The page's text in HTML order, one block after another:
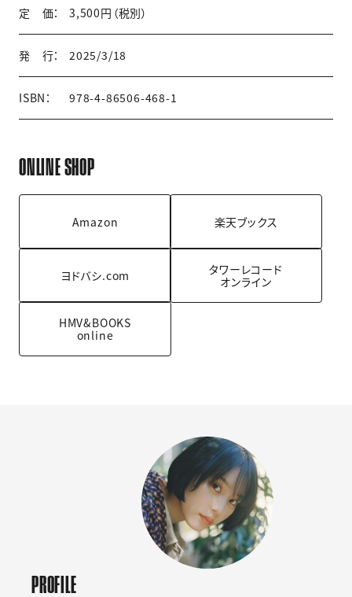
定 価： 3,500円（税別）
発 行： 2025/3/18
ISBN： 978-4-86506-468-1
ONLINE SHOP
Amazon 楽天ブックス
ヨドバシ.com
タワーレコード
オンライン
HMV&BOOKS
online
PROFILE